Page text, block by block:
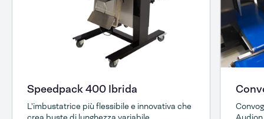
Speedpack 400 Ibrida
L'imbustatrice più flessibile e innovativa che